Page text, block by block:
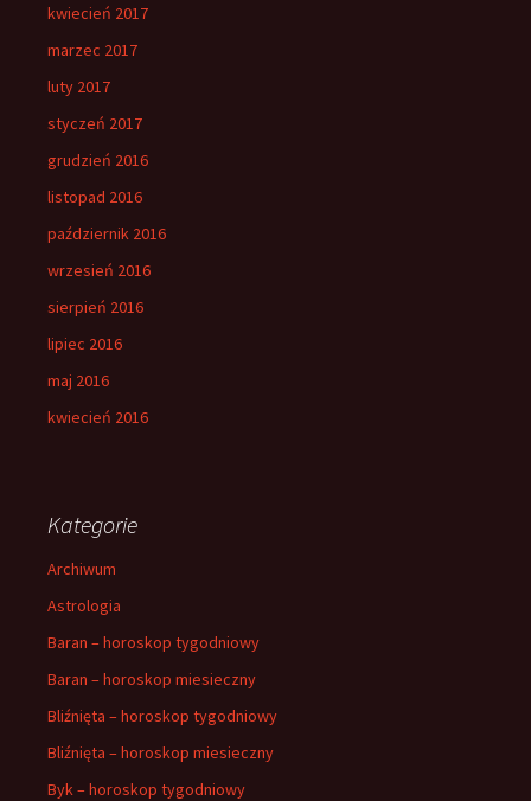
kwiecień 2017
marzec 2017
luty 2017
styczeń 2017
grudzień 2016
listopad 2016
październik 2016
wrzesień 2016
sierpień 2016
lipiec 2016
maj 2016
kwiecień 2016
Kategorie
Archiwum
Astrologia
Baran – horoskop tygodniowy
Baran – horoskop miesieczny
Bliźnięta – horoskop tygodniowy
Bliźnięta – horoskop miesieczny
Byk – horoskop tygodniowy